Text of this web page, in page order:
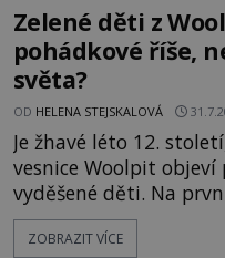
Zelené děti z
pohádkové říše,
světa?
OD HELENA STEJSKALOVÁ
Je žhavé léto 12.
vesnice Woolpit
vyděšené děti. Na
každé jiné, až na jednu
kůže má nazelenalý
ZOBRAZIT VÍCE